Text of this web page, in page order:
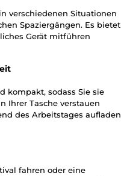
verschiedenen Situationen
Spaziergängen. Es bietet
Gerät mitführen
kompakt, sodass Sie sie
Ihrer Tasche verstauen
des Arbeitstages aufladen
fahren oder eine